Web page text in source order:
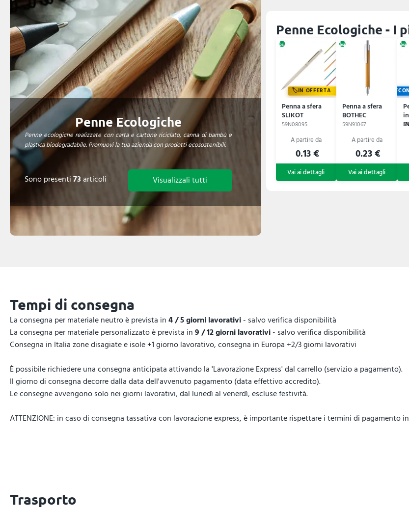
Penne Ecologiche
Penne ecologiche realizzate con carta e cartone riciclato, canna di bambù e
plastica biodegradabile. Promuovi la tua azienda con prodotti ecosostenibili.
Sono presenti73articoli Visualizzali tutti
Penne Ecologiche - I
IN OFFERTA
Penna a sfera
SLIKOT
59N08095
0.13 €
Penna a sfera
BOTHEC
59N91067
0.23 €
Tempi di consegna
La consegna per materiale neutro è prevista in4 / 5 giorni lavorativi- salvo verifica disponibilità
La consegna per materiale personalizzato è prevista in9 / 12 giorni lavorativi- salvo verifica disponibilità
Consegna in Italia zone disagiate e isole +1 giorno lavorativo, consegna in Europa +2/3 giorni lavorativi
È possibile richiedere una consegna anticipata attivando la 'Lavorazione Express' dal carrello (servizio a pagamento).
Il giorno di consegna decorre dalla data dell'avvenuto pagamento (data effettivo accredito).
Le consegne avvengono solo nei giorni lavorativi, dal lunedì al venerdì, escluse festività.
ATTENZIONE: in caso di consegna tassativa con lavorazione express, è importante rispettare i termini di pagamento
Trasporto